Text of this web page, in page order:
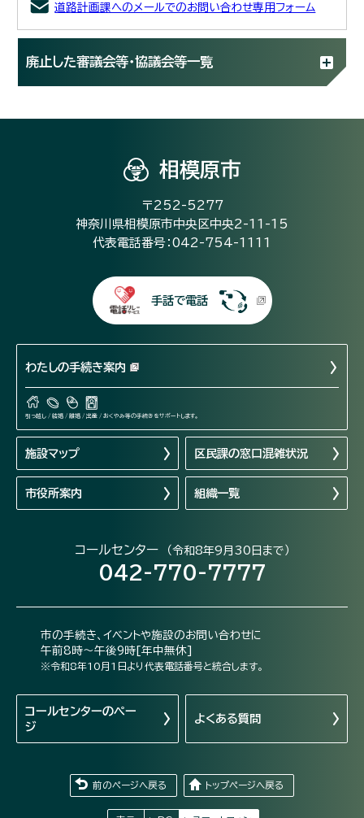
道路計画課へのメールでのお問い合わせ専用フォーム
廃止した審議会等・協議会等一覧
相模原市
〒252-5277
神奈川県相模原市中央区中央2-11-15
代表電話番号：042-754-1111
手話で電話
わたしの手続き案内
引っ越し / 結婚 / 離婚 / 出産 / おくやみ等の手続きをサポートします。
施設マップ 区民課の窓口混雑状況
市役所案内 組織一覧
コールセンター （令和8年9月30日まで）
042-770-7777
市の手続き、イベントや施設のお問い合わせに
午前8時～午後9時[年中無休]
※令和8年10月1日より代表電話番号と統合します。
コールセンターのペー
ジ
よくある質問
前のページへ戻る トップページへ戻る